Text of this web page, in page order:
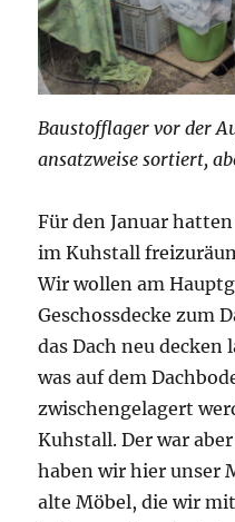
Baustofflager vor der
ansatzweise sortiert,
Für den Januar
im Kuhstall
Wir wollen am
Geschossdecke zum
das Dach neu decken
was auf dem
zwischengelagert
Kuhstall. Der war
haben wir hier unser
alte Möbel, die wir